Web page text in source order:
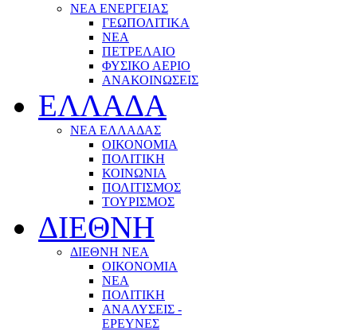
ΝΕΑ ΕΝΕΡΓΕΙΑΣ
ΓΕΩΠΟΛΙΤΙΚΑ
ΝΕΑ
ΠΕΤΡΕΛΑΙΟ
ΦΥΣΙΚΟ ΑΕΡΙΟ
ΑΝΑΚΟΙΝΩΣΕΙΣ
ΕΛΛΑΔΑ
ΝΕΑ ΕΛΛΑΔΑΣ
ΟΙΚΟΝΟΜΙΑ
ΠΟΛΙΤΙΚΗ
ΚΟΙΝΩΝΙΑ
ΠΟΛΙΤΙΣΜΟΣ
ΤΟΥΡΙΣΜΟΣ
ΔΙΕΘΝΗ
ΔΙΕΘΝΗ ΝΕΑ
ΟΙΚΟΝΟΜΙΑ
ΝΕΑ
ΠΟΛΙΤΙΚΗ
ΑΝΑΛΥΣΕΙΣ -
ΕΡΕΥΝΕΣ